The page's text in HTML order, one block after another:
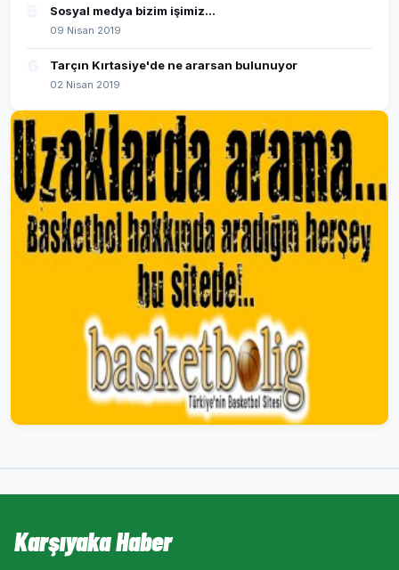
Sosyal medya bizim işimiz...
09 Nisan 2019
Tarçın Kırtasiye'de ne ararsan bulunuyor
02 Nisan 2019
Karşıyaka Haber